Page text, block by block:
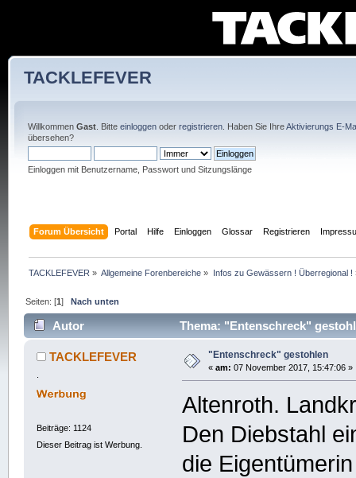
TACKLEFEVER
Willkommen Gast. Bitte einloggenoder registrieren. Haben Sie IhreAktivierungs E-
übersehen?
Einloggen mit Benutzername, Passwort und Sitzungslänge
Forum Übersicht Portal Hilfe Einloggen Glossar Registrieren
TACKLEFEVER » Allgemeine Forenbereiche » Infos zu Gewässern ! Überregional !
Seiten: [1]Nach unten
Autor Thema: "Entenschreck"
TACKLEFEVER
Beiträge: 1124
Dieser Beitrag ist Werbung.
"Entenschreck" gestohlen
« am: 07 November 2017, 15:47:06 »
Altenroth.
Den Diebstahl
die Eigentümerin